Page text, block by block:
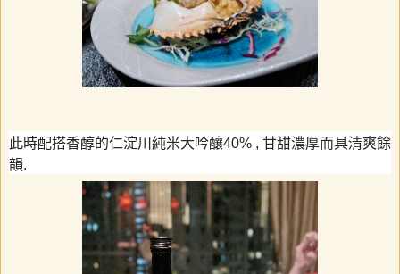
此時配搭香醇的仁淀川純米大吟釀40% , 甘甜濃厚而具清爽餘
韻.